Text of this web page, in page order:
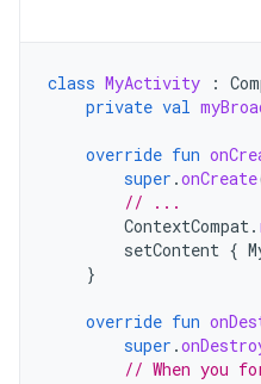
class MyActivity :
private val
override fun
super .onCreate
// ...
ContextCompat.
setContent {
}
override fun
super .
// When you